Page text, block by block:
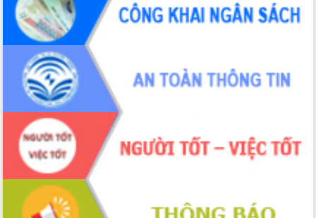
Đánh giá, rút kinh nghiệm công tác tổ
chức diễn tập trước ngày bầu cử
Chương trình “Gặp gỡ hữu nghị –
Friendship Meeting New Year 2026”
Bầu cử Quốc hội và HĐND: Cử tri Đắk
Lắk gửi gắm niềm tin, kỳ vọng vào lá
phiếu
Đắk Lắk sẵn sàng các điều kiện cho
Ngày hội bầu cử đại biểu Quốc hội
khóa XVI và HĐND các cấp nhiệm kỳ
2026-2031
Đảm bảo cuộc bầu cử đại biểu Quốc
hội và đại biểu HĐND các cấp diễn ra
an toàn, hiệu quả, đúng quy định